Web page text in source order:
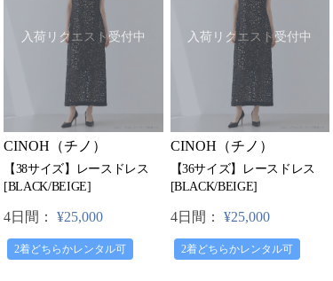
入荷リクエスト受付中
CINOH（チノ）
【38サイズ】レースドレス
[BLACK/BEIGE]
4日間： ¥25,000
2着どちらかレンタル可
入荷リクエスト受付中
CINOH（チノ）
【36サイズ】レースドレス
[BLACK/BEIGE]
4日間： ¥25,000
2着どちらかレンタル可